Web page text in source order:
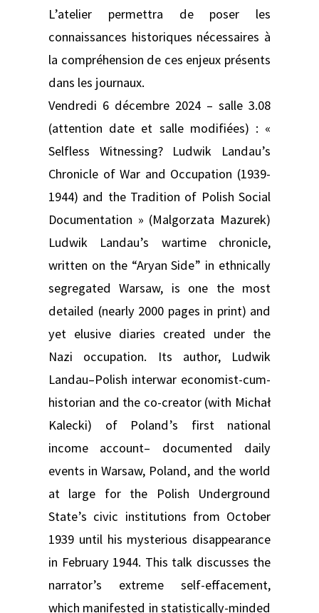
L’atelier permettra de poser les
connaissances historiques nécessaires à
la compréhension de ces enjeux présents
dans les journaux.
Vendredi 6 décembre 2024 – salle 3.08
(attention date et salle modifiées) : «
Selfless Witnessing? Ludwik Landau’s
Chronicle of War and Occupation (1939-
1944) and the Tradition of Polish Social
Documentation » (Malgorzata Mazurek)
Ludwik Landau’s wartime chronicle,
written on the “Aryan Side” in ethnically
segregated Warsaw, is one the most
detailed (nearly 2000 pages in print) and
yet elusive diaries created under the
Nazi occupation. Its author, Ludwik
Landau–Polish interwar economist-cum-
historian and the co-creator (with Michał
Kalecki) of Poland’s first national
income account– documented daily
events in Warsaw, Poland, and the world
at large for the Polish Underground
State’s civic institutions from October
1939 until his mysterious disappearance
in February 1944. This talk discusses the
narrator’s extreme self-effacement,
which manifested in statistically-minded